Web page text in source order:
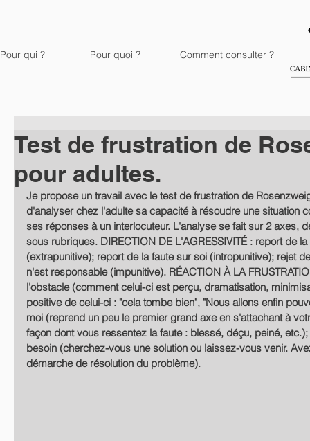
Pour qui ? Pour quoi ? Comment consulter ?
Test de frustration de
pour adultes.
Je propose un travail avec le test de frustration de
d'analyser chez l'adulte sa capacité à résoudre une situation
ses réponses à un interlocuteur. L'analyse se fait sur 2 axes,
sous rubriques. DIRECTION DE L'AGRESSIVITÉ : report de
(extrapunitive); report de la faute sur soi (intropunitive); rejet
n'est responsable (impunitive). RÉACTION À LA
l'obstacle (comment celui-ci est perçu, dramatisation,
positive de celui-ci : "cela tombe bien", "Nous allons enfin
moi (reprend un peu le premier grand axe en s'attachant à
façon dont vous ressentez la faute : blessé, déçu, peiné,
besoin (cherchez-vous une solution ou laissez-vous venir.
démarche de résolution du problème).